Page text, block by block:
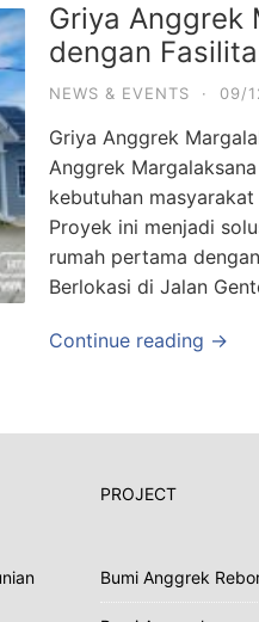
Griya Anggrek
dengan
NEWS & EVENTS · 09/
Griya Anggrek
Anggrek
kebutuhan
Proyek ini menjadi
rumah pertama
Berlokasi di Jalan
Continue reading →
PROJECT
Bumi Anggrek